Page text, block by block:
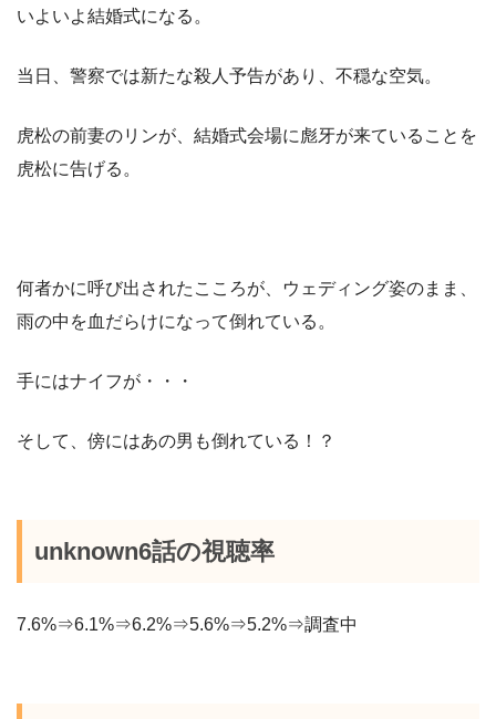
いよいよ結婚式になる。
当日、警察では新たな殺人予告があり、不穏な空気。
虎松の前妻のリンが、結婚式会場に彪牙が来ていることを
虎松に告げる。
何者かに呼び出されたこころが、ウェディング姿のまま、
雨の中を血だらけになって倒れている。
手にはナイフが・・・
そして、傍にはあの男も倒れている！？
unknown6話の視聴率
7.6%⇒6.1%⇒6.2%⇒5.6%⇒5.2%⇒調査中